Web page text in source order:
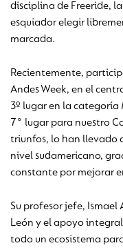
disciplina de Freeride,
esquiador elegir
marcada.
Recientemente,
Andes Week, en el
3º lugar en la
7° lugar para nuestro
triunfos, lo han llevado
nivel sudamericano,
constante por mejorar
Su profesor jefe,
León y el apoyo
todo un ecosistema